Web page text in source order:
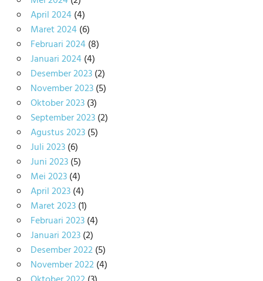
April 2024(4)
Maret 2024(6)
Februari 2024(8)
Januari 2024(4)
Desember 2023(2)
November 2023(5)
Oktober 2023(3)
September 2023(2)
Agustus 2023(5)
Juli 2023(6)
Juni 2023(5)
Mei 2023(4)
April 2023(4)
Maret 2023(1)
Februari 2023(4)
Januari 2023(2)
Desember 2022(5)
November 2022(4)